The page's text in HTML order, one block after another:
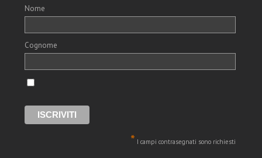
Nome
Cognome
* I campi contrasegnati sono richiesti